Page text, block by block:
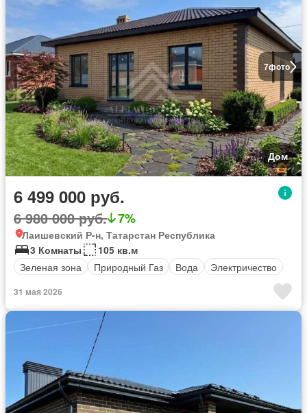
7фото
Дом
6 499 000 руб.
6 980 000 руб. 7%
Лаишевский Р-н, Татарстан Республика
3 Комнаты
105 кв.м
Зеленая зона
Природный Газ Вода Электричество
31 мая 2026